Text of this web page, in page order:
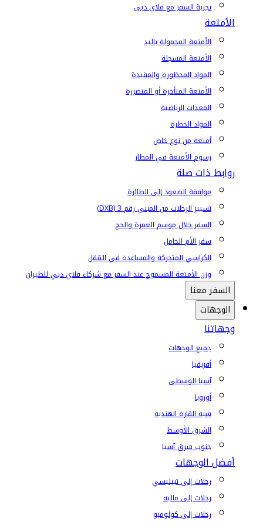
تجربة السفر مع فلاي دبي
الأمتعة
الأمتعة المحمولة باليد
الأمتعة المسجلة
المواد المحظورة والمقيدة
الأمتعة المتأخرة أو المتضررة
المعدات الرياضية
المواد الخطرة
أمتعة من نوع خاص
رسوم الأمتعة في المطار
روابط ذات صلة
موافقة الصعود إلى الطائرة
تسيير الرحلات من المبنى رقم 3 (DXB)
السفر خلال موسم العمرة والحج
سفر الأم الحامل
الكراسي المتحركة والمساعدة في التنقل
وزن الأمتعة المسموح عند السفر مع شركاء فلاي دبي للطيران
السفر معنا
الوجهات
وجهاتنا
جميع الوجهات
أفريقيا
آسيا الوسطى
أوروبا
شبه القارة الهندية
الشرق الأوسط
جنوب شرق آسيا
أفضل الوجهات
رحلات إلى تبيليسي
رحلات إلى ماليه
رحلات إلى كولومبو